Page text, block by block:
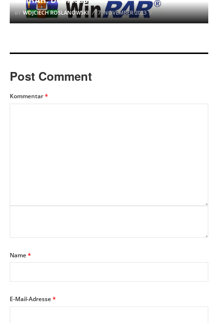
BYWOJCIECH ROSLANOWSKI 7. NOVEMBER 2023
Post Comment
Kommentar*
Name*
E-Mail-Adresse*